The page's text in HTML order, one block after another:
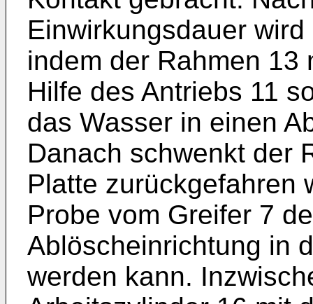
Einwirkungs­dauer
indem der Rahmen 13
Hilfe des Antriebs 11
das Wasser in einen
Danach schwenkt der
Platte zurückgefahren
Probe vom Greifer 7
Ablöscheinrichtung in
werden kann.